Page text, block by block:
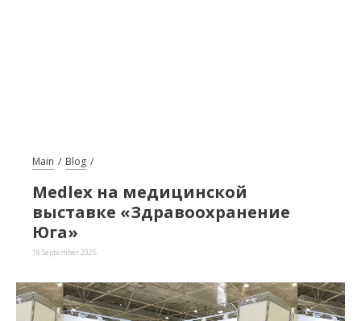
Main Blog
Medlex на медицинской
выставке «Здравоохранение
Юга»
18 September 2025